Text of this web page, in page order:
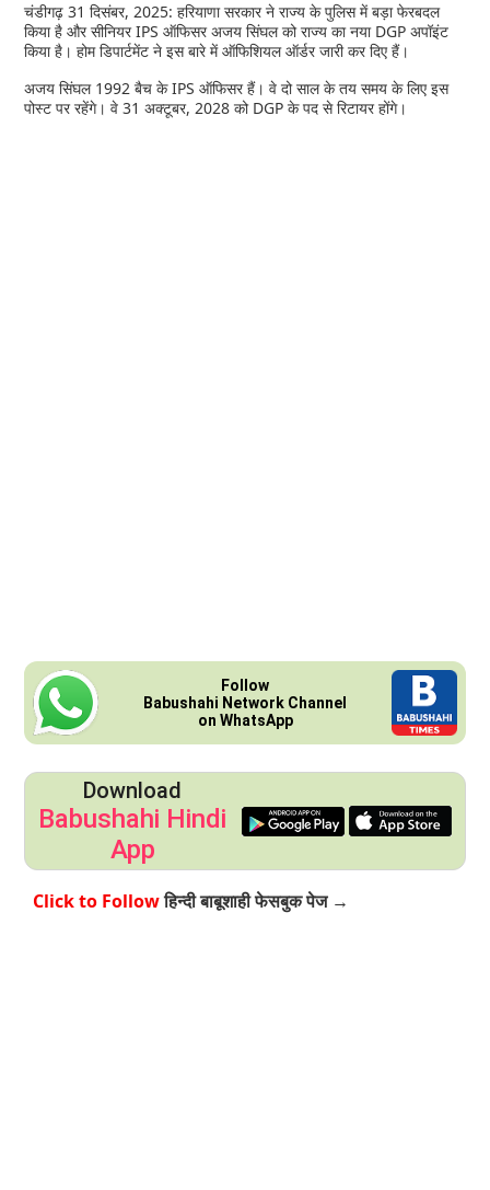
चंडीगढ़ 31 दिसंबर, 2025: हरियाणा सरकार ने राज्य के पुलिस में बड़ा फेरबदल
किया है और सीनियर IPS ऑफिसर अजय सिंघल को राज्य का नया DGP अपॉइंट
किया है। होम डिपार्टमेंट ने इस बारे में ऑफिशियल ऑर्डर जारी कर दिए हैं।
अजय सिंघल 1992 बैच के IPS ऑफिसर हैं। वे दो साल के तय समय के लिए इस
पोस्ट पर रहेंगे। वे 31 अक्टूबर, 2028 को DGP के पद से रिटायर होंगे।
Follow
Babushahi Network Channel
on WhatsApp
Download
Babushahi Hindi
App
Click to Followहिन्दी बाबूशाही फेसबुक पेज →